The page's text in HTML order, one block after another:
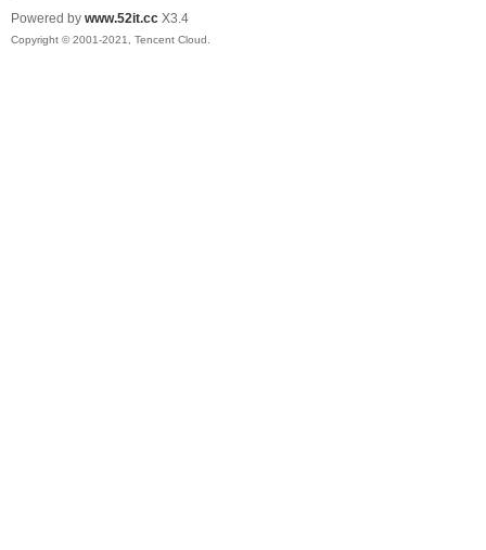
Powered by www.52it.cc X3.4
Copyright © 2001-2021, Tencent Cloud.